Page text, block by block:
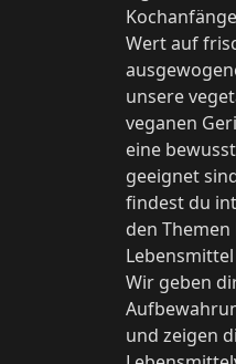
Wert auf
unsere
veganen
eine
geeignet
findest du
den
Wir geben
und zeigen